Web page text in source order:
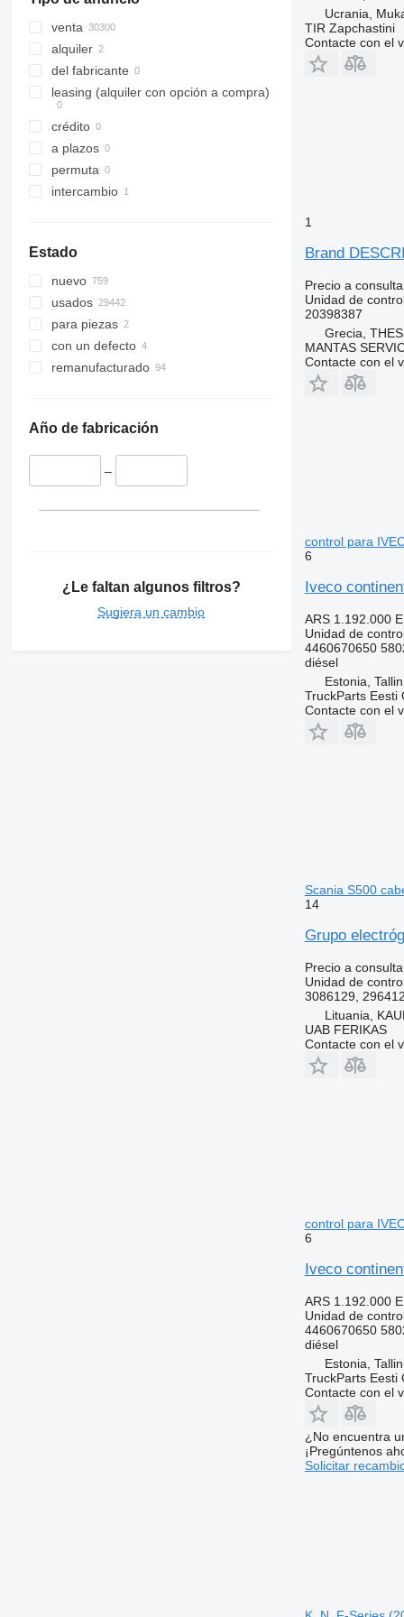
Vario
Viano
Vito
venta
alquiler
del fabricante
leasing (alquiler con opción a compra)
crédito
a plazos
permuta
intercambio
Estado
nuevo
usados
para piezas
con un defecto
remanufacturado
Año de fabricación
–
¿Le faltan algunos filtros?
Sugiera un cambio
Ucrania,
TIR Zapchastini
Contacte con el
1
Brand
Precio a
Unidad de
20398387
Grecia,
MANTAS
Contacte con el
control para
6
Iveco
ARS 1.192.000
Unidad de
4460670650
diésel
Estonia,
TruckParts Eesti
Contacte con el
Scania S500
14
Grupo
Precio a
Unidad de
3086129,
Lituania,
UAB FERIKAS
Contacte con el
control para
6
Iveco
ARS 1.192.000
Unidad de
4460670650
diésel
Estonia,
TruckParts Eesti
Contacte con el
¿No encuentra
¡Pregúntenos
Solicitar